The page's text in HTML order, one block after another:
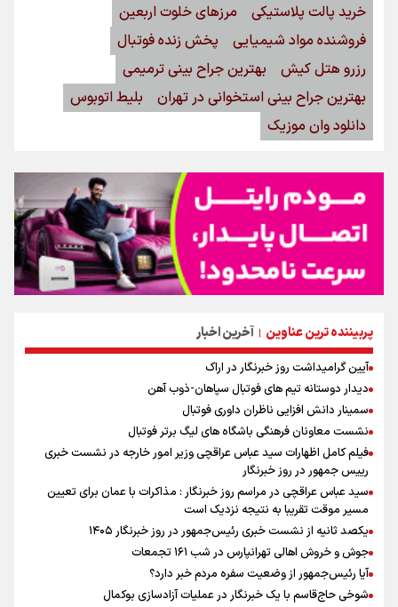
پربیننده ترین عناوین | آخرین اخبار
آیین گرامیداشت روز خبرنگار در اراک
دیدار دوستانه تیم های فوتبال سپاهان-ذوب آهن
سمینار دانش افزایی ناظران داوری فوتبال
نشست معاونان فرهنگی باشگاه های لیگ برتر فوتبال
فیلم کامل اظهارات سید عباس عراقچی وزیر امور خارجه در نشست خبری
رییس جمهور در روز خبرنگار
سید عباس عراقچی در مراسم روز خبرنگار : مذاکرات با عمان برای تعیین
مسیر موقت تقریبا به نتیجه نزدیک است
یکصد ثانیه از نشست خبری رئیس‌جمهور در روز خبرنگار ۱۴۰۵
جوش و خروش اهالی تهرانپارس در شب ۱۶۱ تجمعات
آیا رئیس‌جمهور از وضعیت سفره مردم خبر دارد؟
شوخی حاج‌قاسم با یک خبرنگار در عملیات آزادسازی بوکمال
خرید پالت پلاستیکی
مرزهای خلوت اربعین
فروشنده مواد شیمیایی
پخش زنده فوتبال
رزرو هتل کیش
بهترین جراح بینی ترمیمی
بهترین جراح بینی استخوانی در تهران
بلیط اتوبوس
دانلود وان موزیک